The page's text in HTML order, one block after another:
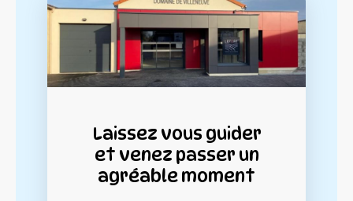
Laissez vous guider
et venez passer un
agréable moment